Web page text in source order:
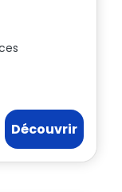
Découvrir